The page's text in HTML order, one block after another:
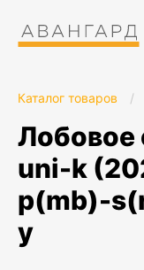
Каталог товаров /
лобовое стекло changan
uni-k
p(mb)-
y